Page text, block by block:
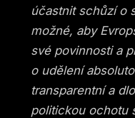
účastnit schůzí o
možné, aby
své povinnosti a
o udělení
transparentní a
politickou ochotu